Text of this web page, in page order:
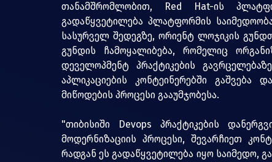
თანამშრომლობით, Red Hat-ის
გადაწყვეტილება პლატფორმის
სასურველ შედეგზე, ორიენტ ლოჯიკის
გუნდის ჩამოყალიბება, რომელიც
დეველოპმენტ პრაქტიკების
აპლიკაციების კონტეინერებში გაშვება
მიწოდების პროცესი გააუმჯობესა.
"თიბისიში Devops პრაქტიკების
მოდერნიზაციის პროცესი, შევარჩიეთ
რადგან ეს გადაწყვეტილება იყო საიმედო,